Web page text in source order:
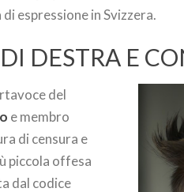
espressione in Svizzera.
DESTRA E
del
e membro
di censura e
piccola offesa
dal codice